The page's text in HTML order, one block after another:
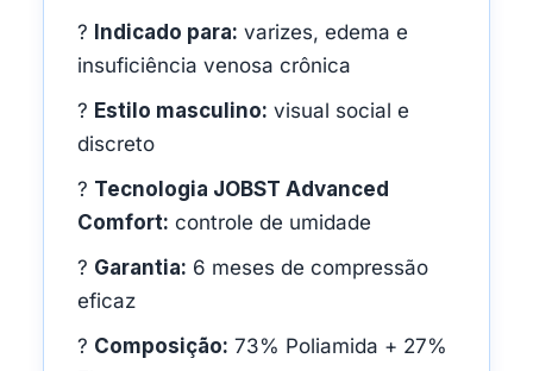
? Indicado para: varizes, edema e
insuficiência venosa crônica
? Estilo masculino: visual social e
discreto
? Tecnologia JOBST Advanced
Comfort: controle de umidade
? Garantia: 6 meses de compressão
eficaz
? Composição: 73% Poliamida + 27%